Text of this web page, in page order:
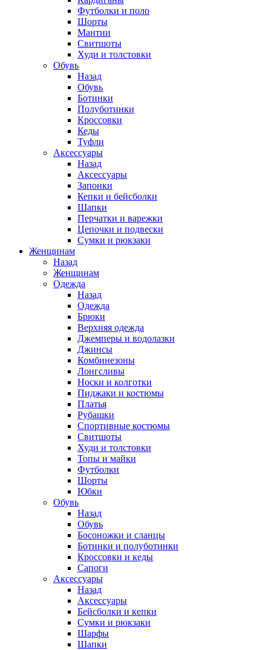
Футболки и поло
Шорты
Мантии
Свитшоты
Худи и толстовки
Обувь
Назад
Обувь
Ботинки
Полуботинки
Кроссовки
Кеды
Туфли
Аксессуары
Назад
Аксессуары
Запонки
Кепки и бейсболки
Шапки
Перчатки и варежки
Цепочки и подвески
Сумки и рюкзаки
Женщинам
Назад
Женщинам
Одежда
Назад
Одежда
Брюки
Верхняя одежда
Джемперы и водолазки
Джинсы
Комбинезоны
Лонгсливы
Носки и колготки
Пиджаки и костюмы
Платья
Рубашки
Спортивные костюмы
Свитшоты
Худи и толстовки
Топы и майки
Футболки
Шорты
Юбки
Обувь
Назад
Обувь
Босоножки и сланцы
Ботинки и полуботинки
Кроссовки и кеды
Сапоги
Аксессуары
Назад
Аксессуары
Бейсболки и кепки
Сумки и рюкзаки
Шарфы
Шапки